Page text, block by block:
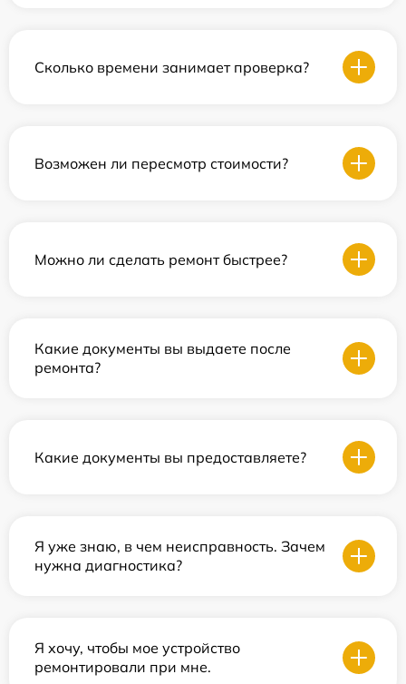
Сколько времени занимает проверка?
Возможен ли пересмотр стоимости?
Можно ли сделать ремонт быстрее?
Какие документы вы выдаете после
ремонта?
Какие документы вы предоставляете?
Я уже знаю, в чем неисправность. Зачем
нужна диагностика?
Я хочу, чтобы мое устройство
ремонтировали при мне.